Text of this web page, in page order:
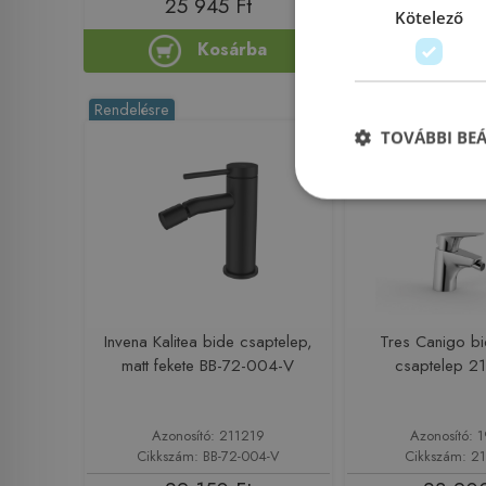
Kosárba
Rendelésre
Invena Kalitea bide csaptelep,
matt fekete BB-72-004-V
Azonosító: 211219
Cikkszám: BB-72-004-V
Tres Canigo
csaptelep
Azonosító:
Cikkszám:
Kötelező
TOVÁBBI